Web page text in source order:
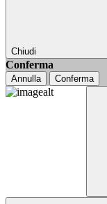
Chiudi
Conferma
Annulla Conferma